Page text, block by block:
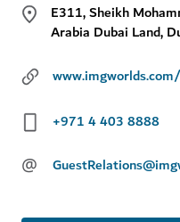
E311, Sheikh
Arabia Dubai Land,
www.imgworlds.com/
+971 4 403 8888
@